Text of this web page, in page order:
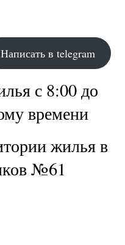
Написать в telegram
с 8:00 до
времени
жилья в
№61